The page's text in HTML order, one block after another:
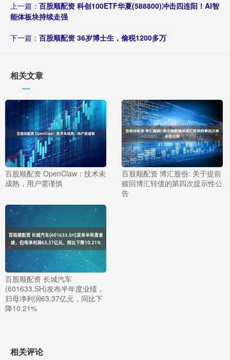
上一篇： 百股顺配资 科创100ETF华夏(588800)冲击四连阳！AI智
能体板块持续走强
下一篇： 百股顺配资 36岁博士生，偷税1200多万
相关文章
百股顺配资 OpenClaw：技术未
成熟，用户需谨慎
百股顺配资 博汇股份: 关于提前
赎回博汇转债的第四次提示性公
告
百股顺配资 长城汽车
(601633.SH)发布半年度业绩，
归母净利润63.37亿元，同比下
降10.21%
相关评论